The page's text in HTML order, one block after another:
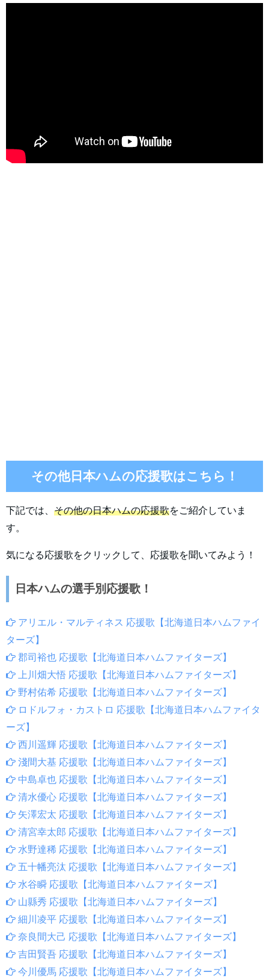
その他日本ハムの応援歌はこちら！
下記では、 その他の日本ハムの応援歌をご紹介していま
す。
気になる応援歌をクリックして、応援歌を聞いてみよう！
日本ハムの選手別応援歌！
アリエル・マルティネス 応援歌【北海道日本ハムファイ
ターズ】
郡司裕也 応援歌【北海道日本ハムファイターズ】
上川畑大悟 応援歌【北海道日本ハムファイターズ】
野村佑希 応援歌【北海道日本ハムファイターズ】
ロドルフォ・カストロ 応援歌【北海道日本ハムファイタ
ーズ】
西川遥輝 応援歌【北海道日本ハムファイターズ】
淺間大基 応援歌【北海道日本ハムファイターズ】
中島卓也 応援歌【北海道日本ハムファイターズ】
清水優心 応援歌【北海道日本ハムファイターズ】
矢澤宏太 応援歌【北海道日本ハムファイターズ】
清宮幸太郎 応援歌【北海道日本ハムファイターズ】
水野達稀 応援歌【北海道日本ハムファイターズ】
五十幡亮汰 応援歌【北海道日本ハムファイターズ】
水谷瞬 応援歌【北海道日本ハムファイターズ】
山縣秀 応援歌【北海道日本ハムファイターズ】
細川凌平 応援歌【北海道日本ハムファイターズ】
奈良間大己 応援歌【北海道日本ハムファイターズ】
吉田賢吾 応援歌【北海道日本ハムファイターズ】
今川優馬 応援歌【北海道日本ハムファイターズ】